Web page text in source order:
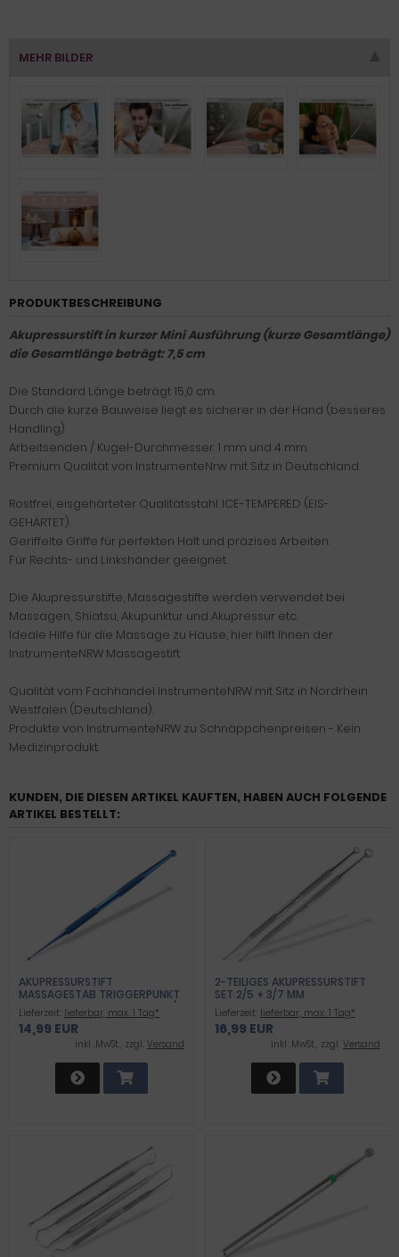
MEHR BILDER
PRODUKTBESCHREIBUNG
Akupressurstift in kurzer Mini Ausführung (kurze Gesamtlänge)
die Gesamtlänge beträgt: 7,5 cm
Die Standard Länge beträgt 15,0 cm.
Durch die kurze Bauweise liegt es sicherer in der Hand (besseres
Handling).
Arbeitsenden / Kugel-Durchmesser: 1 mm und 4 mm.
Premium Qualität von InstrumenteNrw mit Sitz in Deutschland.
Rostfrei, eisgehärteter Qualitätsstahl. ICE-TEMPERED (EIS-
GEHÄRTET).
Geriffelte Griffe für perfekten Halt und präzises Arbeiten.
Für Rechts- und Linkshänder geeignet.
Die Akupressurstifte, Massagestifte werden verwendet bei
Massagen, Shiatsu, Akupunktur und Akupressur etc.
Ideale Hilfe für die Massage zu Hause, hier hilft Ihnen der
InstrumenteNRW Massagestift.
Qualität vom Fachhandel InstrumenteNRW mit Sitz in Nordrhein
Westfalen (Deutschland).
Produkte von InstrumenteNRW zu Schnäppchenpreisen - Kein
Medizinprodukt.
KUNDEN, DIE DIESEN ARTIKEL KAUFTEN, HABEN AUCH FOLGENDE
ARTIKEL BESTELLT:
AKUPRESSURSTIFT
MASSAGESTAB TRIGGERPUNKT
SELBSTMASSAGE EDELSTAHL 2/5
MM AKUPUNKTUR-STIFT
Lieferzeit: lieferbar, max. 1 Tag*
14,99 EUR
inkl .MwSt., zzgl. Versand
2-TEILIGES AKUPRESSURSTIFT
SET 2/5 + 3/7 MM
AKUPUNKTURSTAB
PUNKTSUCHER MASSAGE STIFT
- EDELSTAHL ROSTFREI
Lieferzeit: lieferbar, max. 1 Tag*
16,99 EUR
inkl .MwSt., zzgl. Versand